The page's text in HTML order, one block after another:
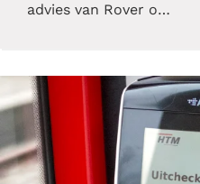
advies van Rover o…